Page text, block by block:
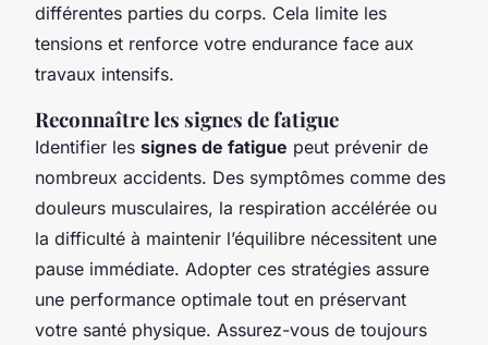
différentes parties du corps. Cela limite les
tensions et renforce votre endurance face aux
travaux intensifs.
Reconnaître les signes de fatigue
Identifier les signes de fatigue peut prévenir de
nombreux accidents. Des symptômes comme des
douleurs musculaires, la respiration accélérée ou
la difficulté à maintenir l’équilibre nécessitent une
pause immédiate. Adopter ces stratégies assure
une performance optimale tout en préservant
votre santé physique. Assurez-vous de toujours